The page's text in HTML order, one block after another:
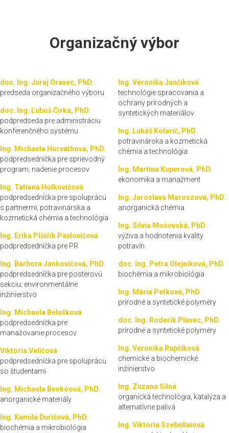
Organizačný výbor
doc. Ing. Juraj Oravec, PhD.
predseda organizačného výboru
doc. Ing. Ľuboš Čirka, PhD.
podpredseda pre administráciu
konferenčného systému
Ing. Michaela Horváthová, PhD.
podpredsedníčka pre sprievodný
program; riadenie procesov
Ing. Tatiana Holkovičová
podpredsedníčka pre spoluprácu
s partnermi; potravinárska a
kozmetická chémia a technológia
Ing. Erika Plšičík Pavlovičová
podpredsedníčka pre PR
Ing. Barbora Jankovičová, PhD.
podpredsedníčka pre posterovú
sekciu; environmentálne
inžinierstvo
Ing. Michaela Belušková
podpredsedníčka pre
manažovanie procesov
Viktória Veličová
podpredsedníčka pre spoluprácu
so študentami
Ing. Michaela Benköová, PhD.
anorganické materiály
Ing. Kamila Ďurišová, PhD.
biochémia a mikrobiológia
Ing. Veronika Jančíková
technológie spracovania a
ochrany prírodných a
syntetických materiálov
Ing. Lukáš Kolarič, PhD.
potravinárska a kozmetická
chémia a technológia
Ing. Martina Kuperová, PhD.
ekonomika a manažment
Ing. Jaroslava Maroszová, PhD.
anorganická chémia
Ing. Silvia Mošovská, PhD.
výživa a hodnotenia kvality
potravín
doc. Ing. Petra Olejníková, PhD.
biochémia a mikrobiológia
Ing. Mária Petková, PhD.
prírodné a syntetické polyméry
doc. Ing. Roderik Plavec, PhD.
prírodné a syntetické polyméry
Ing. Veronika Rupčíková
chemické a biochemické
inžinierstvo
Ing. Zuzana Silná
organická technológia, katalýza a
alternatívne palivá
Ing. Viktória Szebellaiová